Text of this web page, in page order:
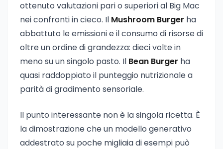
ottenuto valutazioni pari o superiori al Big Mac
nei confronti in cieco. Il Mushroom Burger ha
abbattuto le emissioni e il consumo di risorse di
oltre un ordine di grandezza: dieci volte in
meno su un singolo pasto. Il Bean Burger ha
quasi raddoppiato il punteggio nutrizionale a
parità di gradimento sensoriale.
Il punto interessante non è la singola ricetta. È
la dimostrazione che un modello generativo
addestrato su poche migliaia di esempi può